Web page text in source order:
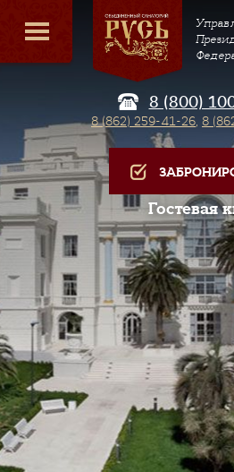
8 (800)
8 (862) 259-41-26, 8
Гостевая